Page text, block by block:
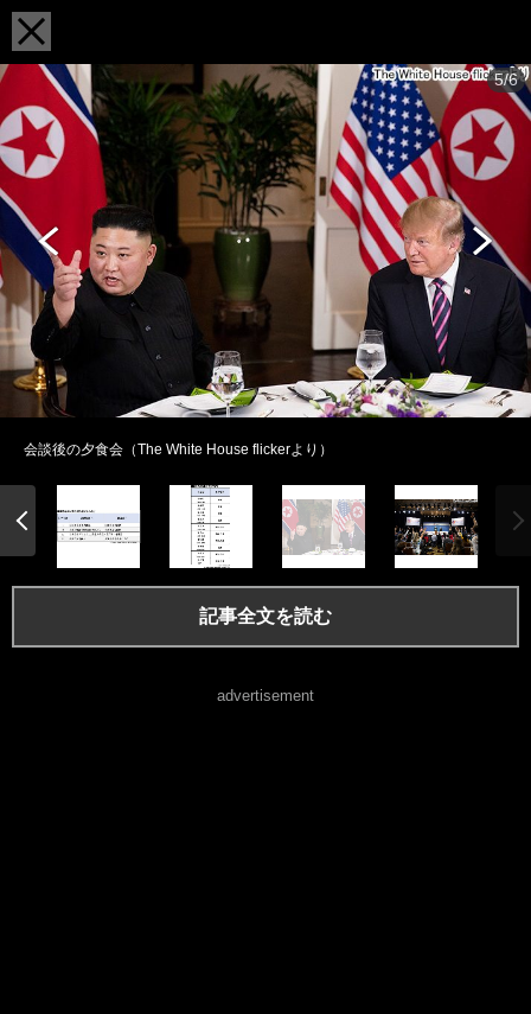
5/6
会談後の夕食会（The White House flickerより）
記事全文を読む
advertisement